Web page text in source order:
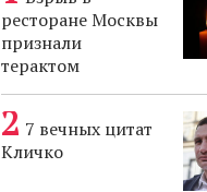
ресторане Москвы
признали
терактом
7 вечных цитат
Кличко